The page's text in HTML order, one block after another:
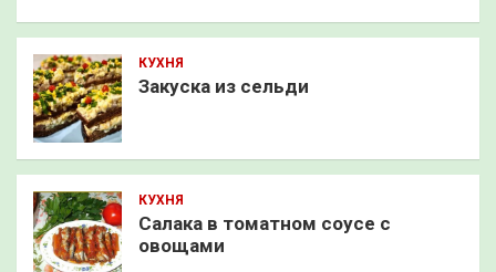
КУХНЯ
Закуска из сельди
КУХНЯ
Салака в томатном соусе с
овощами